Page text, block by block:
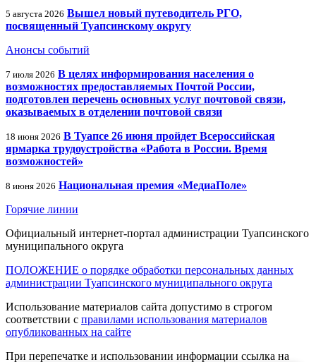
5 августа 2026 Вышел новый путеводитель РГО,
посвященный Туапсинскому округу
Анонсы событий
7 июля 2026 В целях информирования населения о
возможностях предоставляемых Почтой России,
подготовлен перечень основных услуг почтовой связи,
оказываемых в отделении почтовой связи
18 июня 2026 В Туапсе 26 июня пройдет Всероссийская
ярмарка трудоустройства «Работа в России. Время
возможностей»
8 июня 2026 Национальная премия «МедиаПоле»
Горячие линии
Официальный интернет-портал администрации Туапсинского
муниципального округа
ПОЛОЖЕНИЕ о порядке обработки персональных данных
администрации Туапсинского муниципального округа
Использование материалов сайта допустимо в строгом
соответствии с правилами использования материалов
опубликованных на сайте
При перепечатке и использовании информации ссылка на